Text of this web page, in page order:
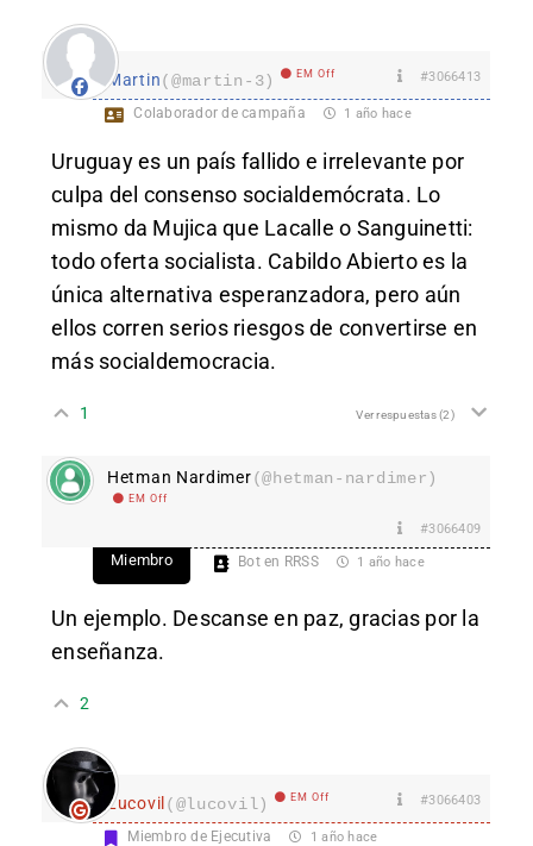
Martin(@martin-3) EM Off #3066413
Colaborador de campaña 1 año hace
Uruguay es un país fallido e irrelevante por
culpa del consenso socialdemócrata. Lo
mismo da Mujica que Lacalle o Sanguinetti:
todo oferta socialista. Cabildo Abierto es la
única alternativa esperanzadora, pero aún
ellos corren serios riesgos de convertirse en
más socialdemocracia.
1 Ver respuestas(2)
Hetman Nardimer(@hetman-nardimer)
EM Off
#3066409
Miembro Bot en RRSS 1 año hace
Un ejemplo. Descanse en paz, gracias por la
enseñanza.
2
Lucovil(@lucovil) EM Off #3066403
Miembro de Ejecutiva 1 año hace